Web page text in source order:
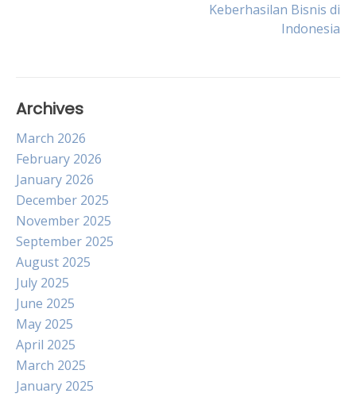
Keberhasilan Bisnis di
Indonesia
Archives
March 2026
February 2026
January 2026
December 2025
November 2025
September 2025
August 2025
July 2025
June 2025
May 2025
April 2025
March 2025
January 2025